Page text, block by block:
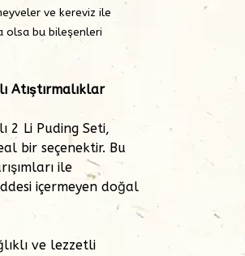
ve kereviz ile
olsa bu bileşenleri
Atıştırmalıklar
2 Li Puding Seti,
bir seçenektir. Bu
ile
içermeyen doğal
ve lezzetli